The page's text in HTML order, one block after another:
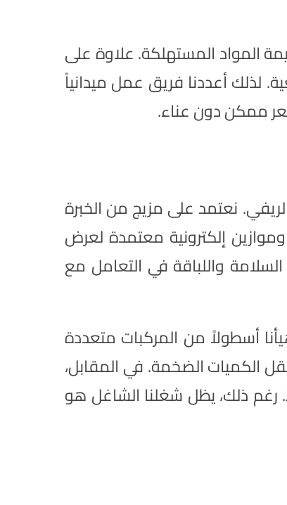
المواد المستهلكة. علاوة على
لذلك أعددنا فريق عمل ميدانياً
ممكن دون عناء.
نعتمد على مزيج من الخبرة
وموازين إلكترونية معتمدة لعرض
واللباقة في التعامل مع
أسطولاً من المركبات متعددة
الكميات الضخمة. في المقابل،
رغم ذلك، يظل شغلنا الشاغل هو